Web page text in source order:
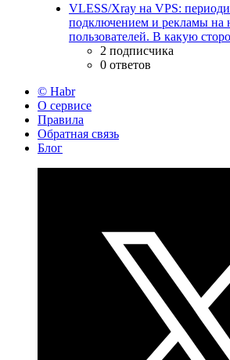
VLESS/Xray на VPS:
подключением и рекламы на
пользователей. В какую
2 подписчика
0 ответов
© Habr
О сервисе
Правила
Обратная связь
Блог